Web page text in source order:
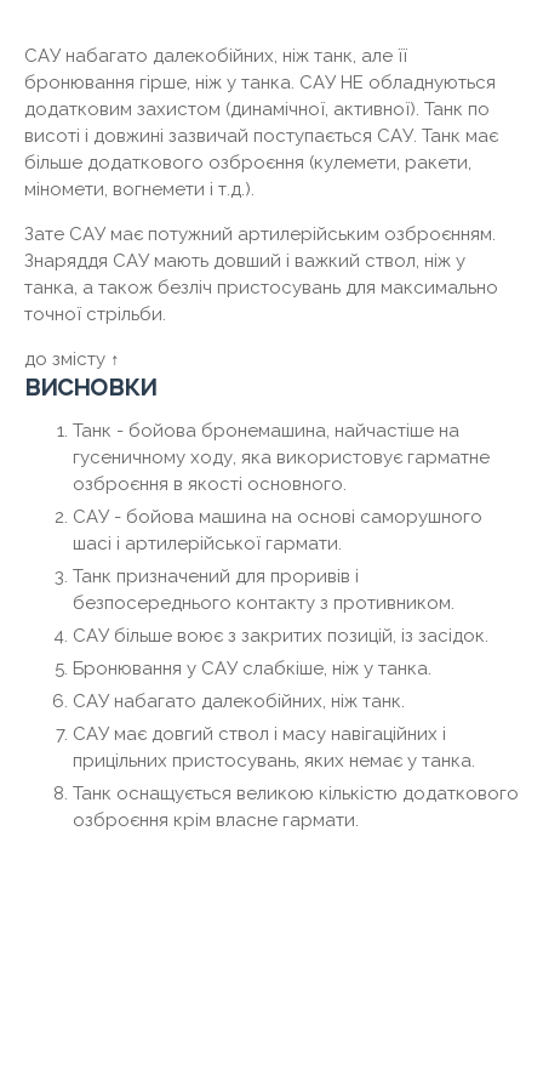
САУ набагато далекобійних, ніж танк, але її
бронювання гірше, ніж у танка. САУ НЕ обладнуються
додатковим захистом (динамічної, активної). Танк по
висоті і довжині зазвичай поступається САУ. Танк має
більше додаткового озброєння (кулемети, ракети,
міномети, вогнемети і т.д.).
Зате САУ має потужний артилерійським озброєнням.
Знаряддя САУ мають довший і важкий ствол, ніж у
танка, а також безліч пристосувань для максимально
точної стрільби.
до змісту ↑
висновки
Танк - бойова бронемашина, найчастіше на
гусеничному ходу, яка використовує гарматне
озброєння в якості основного.
САУ - бойова машина на основі саморушного
шасі і артилерійської гармати.
Танк призначений для проривів і
безпосереднього контакту з противником.
САУ більше воює з закритих позицій, із засідок.
Бронювання у САУ слабкіше, ніж у танка.
САУ набагато далекобійних, ніж танк.
САУ має довгий ствол і масу навігаційних і
прицільних пристосувань, яких немає у танка.
Танк оснащується великою кількістю додаткового
озброєння крім власне гармати.